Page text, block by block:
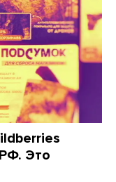
Это